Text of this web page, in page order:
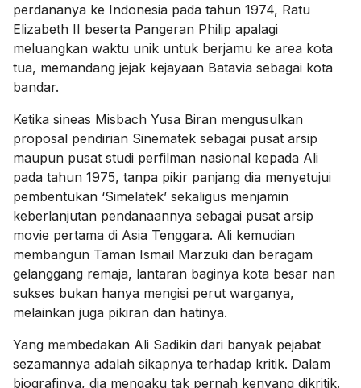
perdananya ke Indonesia pada tahun 1974, Ratu
Elizabeth II beserta Pangeran Philip apalagi
meluangkan waktu unik untuk berjamu ke area kota
tua, memandang jejak kejayaan Batavia sebagai kota
bandar.
Ketika sineas Misbach Yusa Biran mengusulkan
proposal pendirian Sinematek sebagai pusat arsip
maupun pusat studi perfilman nasional kepada Ali
pada tahun 1975, tanpa pikir panjang dia menyetujui
pembentukan ‘Simelatek’ sekaligus menjamin
keberlanjutan pendanaannya sebagai pusat arsip
movie pertama di Asia Tenggara. Ali kemudian
membangun Taman Ismail Marzuki dan beragam
gelanggang remaja, lantaran baginya kota besar nan
sukses bukan hanya mengisi perut warganya,
melainkan juga pikiran dan hatinya.
Yang membedakan Ali Sadikin dari banyak pejabat
sezamannya adalah sikapnya terhadap kritik. Dalam
biografinya, dia mengaku tak pernah kenyang dikritik.